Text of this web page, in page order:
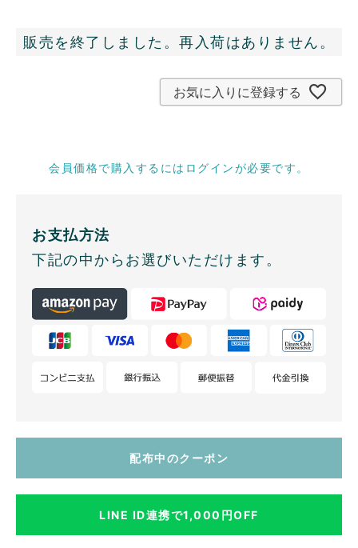
販売を終了しました。再入荷はありません。
お気に入りに登録する
会員価格で購入するにはログインが必要です。
お支払方法
下記の中からお選びいただけます。
配布中のクーポン
LINE ID連携で1,000円OFF